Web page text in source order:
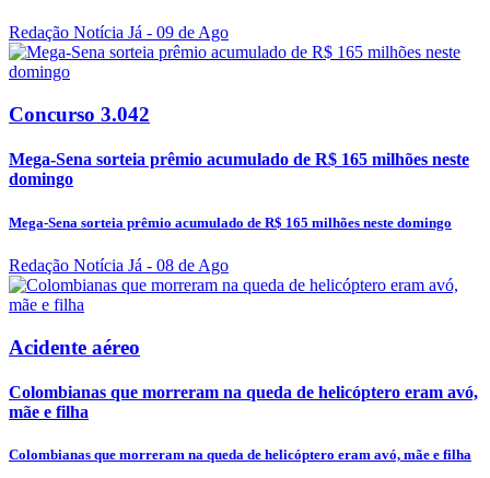
Redação Notícia Já - 09 de Ago
Concurso 3.042
Mega-Sena sorteia prêmio acumulado de R$ 165 milhões neste
domingo
Mega-Sena sorteia prêmio acumulado de R$ 165 milhões neste domingo
Redação Notícia Já - 08 de Ago
Acidente aéreo
Colombianas que morreram na queda de helicóptero eram avó,
mãe e filha
Colombianas que morreram na queda de helicóptero eram avó, mãe e filha